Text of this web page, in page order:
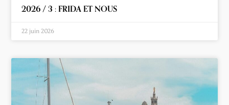
2026 / 3 : FRIDA ET NOUS
22 juin 2026